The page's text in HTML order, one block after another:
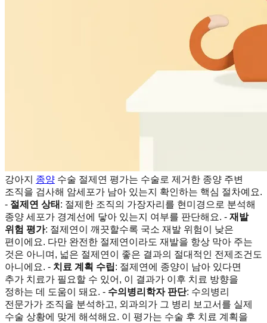
강아지 종양 수술 절제연 평가는 수술로 제거한 종양 주변
조직을 검사해 암세포가 남아 있는지 확인하는 핵심 절차예요.
- 절제연 상태 : 절제한 조직의 가장자리를 현미경으로 분석해
종양 세포가 경계선에 닿아 있는지 여부를 판단해요. - 재발
위험 평가: 절제연이 깨끗할수록 국소 재발 위험이 낮은
편이에요. 다만 완전한 절제연이라도 재발을 항상 막아 주는
것은 아니며, 넓은 절제연이 좋은 결과의 절대적인 전제조건도
아니에요. - 치료 계획 수립: 절제연에 종양이 남아 있다면
추가 치료가 필요할 수 있어, 이 결과가 이후 치료 방향을
정하는 데 도움이 돼요. - 수의병리학자 판단: 수의병리
전문가가 조직을 분석하고, 외과의가 그 병리 보고서를 실제
수술 상황에 맞게 해석해요. 이 평가는 수술 후 치료 계획을